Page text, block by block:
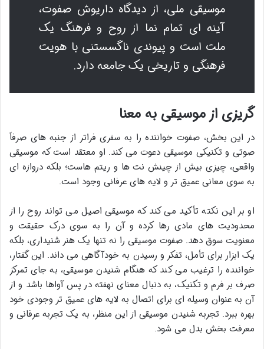
موسیقی ملی، از دیدگاه داریوش صفوت،
آینه ای تمام نما از روح و فرهنگ یک
ملت است و پیوندی ناگسستنی با هویت
فرهنگی و تاریخی یک جامعه دارد.
گریزی از موسیقی به معنا
در این بخش، صفوت خواننده را به سفری فراتر از جنبه های صرفاً
صوتی و تکنیکی موسیقی دعوت می کند. او معتقد است که موسیقی
واقعی، چیزی بیش از چینش نت ها و ریتم هاست؛ بلکه دروازه ای
به سوی معانی عمیق تر و لایه های عرفانی وجود است.
او بر این نکته تأکید می کند که موسیقی اصیل می تواند روح را از
محدودیت های مادی رها کرده و آن را به سوی درک حقیقت و
معنویت سوق دهد. صفوت موسیقی را نه تنها یک هنر شنیداری، بلکه
یک ابزار برای تأمل، تفکر و رسیدن به خودآگاهی می داند. این گفتار،
خواننده را ترغیب می کند که هنگام شنیدن موسیقی، به جای تمرکز
صرف بر فرم و تکنیک، به دنبال معنای نهفته در پس آواها باشد و از
آن به عنوان وسیله ای برای اتصال به لایه های عمیق تر وجودی خود
بهره ببرد. تجربه شنیدن موسیقی از این منظر، به یک تجربه عرفانی و
معرفت بخش بدل می شود.